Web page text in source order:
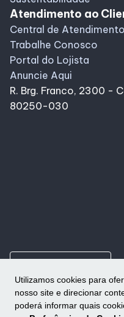
Utilizamos cookies para
nosso site e direcionar
poderá informar quais
Atendimento ao
Central de Atendimento
Trabalhe Conosco
Portal do Lojista
Anuncie Aqui
R. Brg. Franco, 2300 -
80250-030